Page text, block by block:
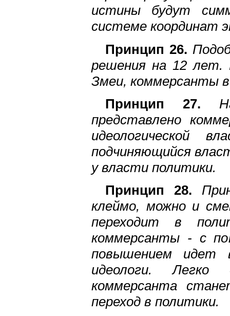
истины будут
системе координат
Принцип 26.
решения на 12 лет.
Змеи, коммерсанты
Принцип 27.
представлено
идеологической
подчиняющийся
у власти политики.
Принцип 28.
клеймо, можно и
переходит в
коммерсанты - с
повышением
идеологи.
коммерсанта
переход в политики.